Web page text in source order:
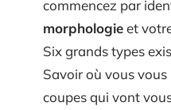
commencez par
morphologieet
Six grands types
Savoir où vous
coupes qui vont